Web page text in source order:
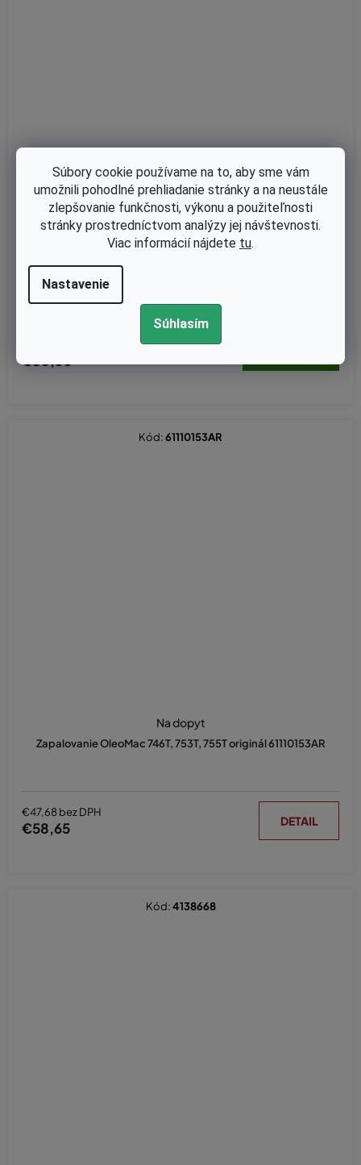
Súbory cookie používame na to, aby sme vám
umožnili pohodlné prehliadanie stránky a na neustále
zlepšovanie funkčnosti, výkonu a použiteľnosti
stránky prostredníctvom analýzy jej návštevnosti.
Viac informácií nájdete tu.
Nastavenie
Súhlasím
Zapalovanie OleoMac 746T, 746T, 750T, 753T, 755T - originál 419
Priemerné
hodnotenie
5
hviezdičiek.
€50,60
Zapalovanie OleoMac 746T, 753T, 755T originál 61110153AR
Na dopyt
€47,68 bez DPH
€58,65 DETAIL
Kód:61110153AR
Kód:4138668